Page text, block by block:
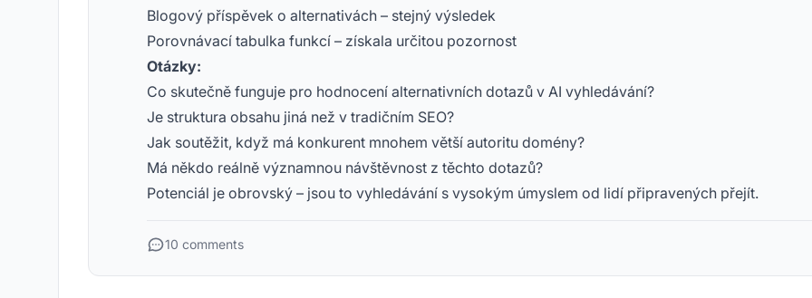
Blogový příspěvek o alternativách – stejný výsledek
Porovnávací tabulka funkcí – získala určitou pozornost
Otázky:
Co skutečně funguje pro hodnocení alternativních dotazů v AI vyhledávání?
Je struktura obsahu jiná než v tradičním SEO?
Jak soutěžit, když má konkurent mnohem větší autoritu domény?
Má někdo reálně významnou návštěvnost z těchto dotazů?
Potenciál je obrovský – jsou to vyhledávání s vysokým úmyslem od lidí připravených přejít.
10 comments